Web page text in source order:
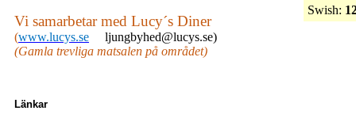
Vi samarbetar med Lucy´s Diner
(www.lucys.se ljungbyhed@lucys.se)
(Gamla trevliga matsalen på området)
Länkar
Swish: